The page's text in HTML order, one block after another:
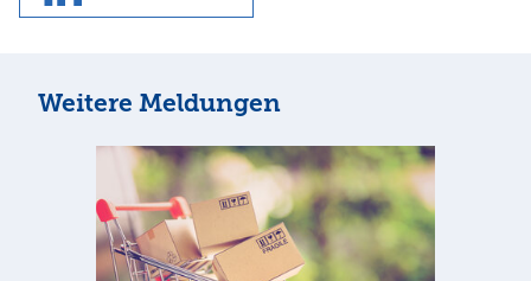
Weitere Meldungen